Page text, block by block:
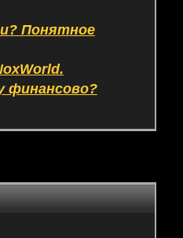
Понятное
финансово?